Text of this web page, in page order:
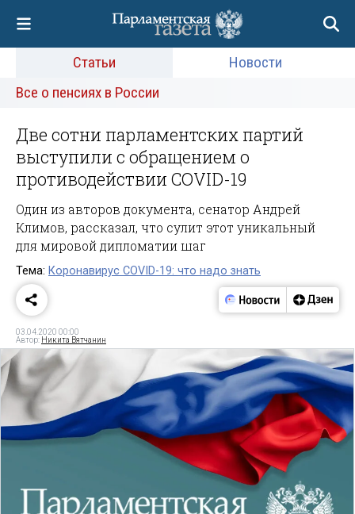
Статьи
Новости
Все о пенсиях в России
Две сотни парламентских партий
выступили с обращением о
противодействии COVID-19
Один из авторов документа, сенатор Андрей
Климов, рассказал, что сулит этот уникальный
для мировой дипломатии шаг
Тема: Коронавирус COVID-19: что надо знать
03.04.2020 00:00
Автор: Никита Вятчанин